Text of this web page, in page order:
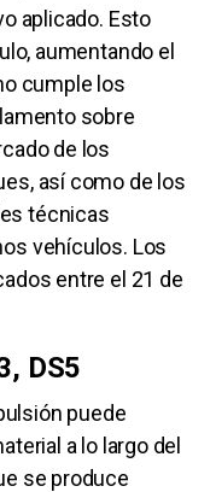
aplicado. Esto
aumentando el
cumple los
sobre
de los
así como de los
técnicas
vehículos. Los
entre el 21 de
DS5
puede
a lo largo del
se produce